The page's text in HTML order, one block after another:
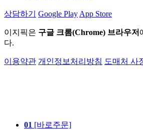
상담하기 Google Play App Store
이지픽은 구글 크롬(Chrome) 브라우저
다.
이용약관 개인정보처리방침 도매처 사
01 [바로주문]